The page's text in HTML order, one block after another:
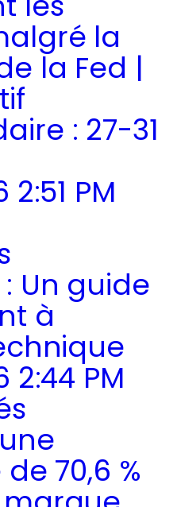
la
la Fed |
: 27-31
PM
Un guide
à
2:44 PM
70,6 %